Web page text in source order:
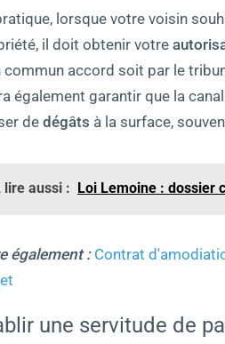
lorsque votre voisin
il doit obtenir votre
commun accord soit par le
également garantir que la
dedégâts à la surface,
lire aussi : Loi Lemoine : dossier
également : Contrat
une servitude de